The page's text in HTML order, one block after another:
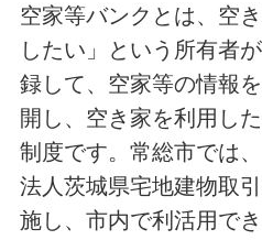
空家等バンクとは、空
したい」という所有者
録して、空家等の情報
開し、空き家を利用し
制度です。常総市では
法人茨城県宅地建物取
施し、市内で利活用で